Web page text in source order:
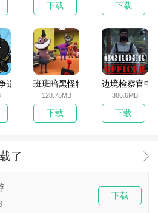
下载 下载
遗产无敌版班班暗黑怪物生存挑战5
128.75MB
下载
边境检察官中
386.6MB
下载
了
下载